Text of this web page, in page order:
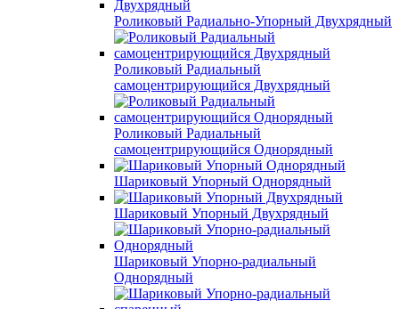
Роликовый Радиально-Упорный Двухрядный
Роликовый Радиальный
самоцентрирующийся Двухрядный
Роликовый Радиальный
самоцентрирующийся Однорядный
Шариковый Упорный Однорядный
Шариковый Упорный Двухрядный
Шариковый Упорно-радиальный
Однорядный